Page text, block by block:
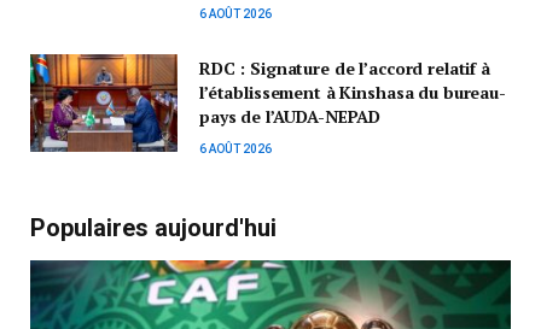
6 AOÛT 2026
RDC : Signature de l’accord relatif à
l’établissement à Kinshasa du bureau-
pays de l’AUDA-NEPAD
6 AOÛT 2026
Populaires aujourd'hui